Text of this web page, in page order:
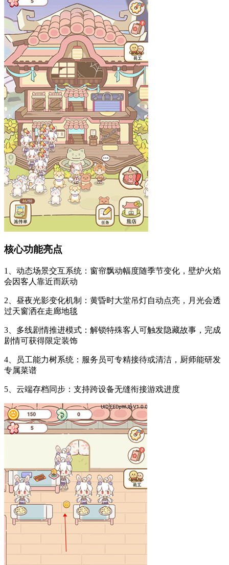
核心功能亮点
1、动态场景交互系统：窗帘飘动幅度随季节变化，壁炉火焰
会因客人靠近而跃动
2、昼夜光影变化机制：黄昏时大堂吊灯自动点亮，月光会透
过天窗洒在走廊地毯
3、多线剧情推进模式：解锁特殊客人可触发隐藏故事，完成
剧情可获得限定装饰
4、员工能力树系统：服务员可专精接待或清洁，厨师能研发
专属菜谱
5、云端存档同步：支持跨设备无缝衔接游戏进度